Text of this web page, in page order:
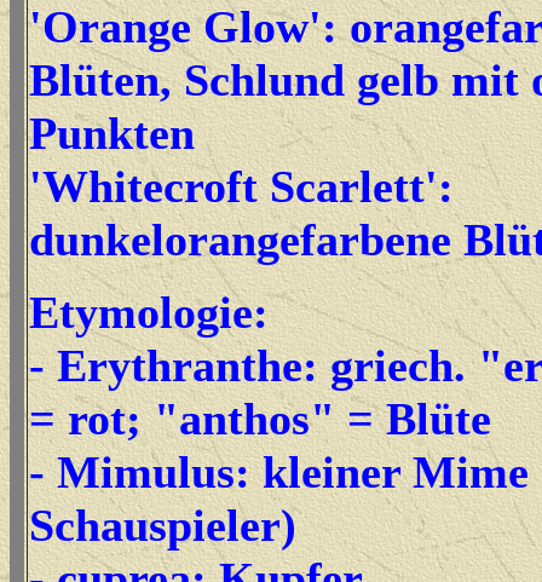
'Orange Glow':
Blüten, Schlund gelb mit
Punkten
'Whitecroft Scarlett':
dunkelorangefarbene
Etymologie:
- Erythranthe: griech.
= rot; "anthos" = Blüte
- Mimulus: kleiner Mime
Schauspieler)